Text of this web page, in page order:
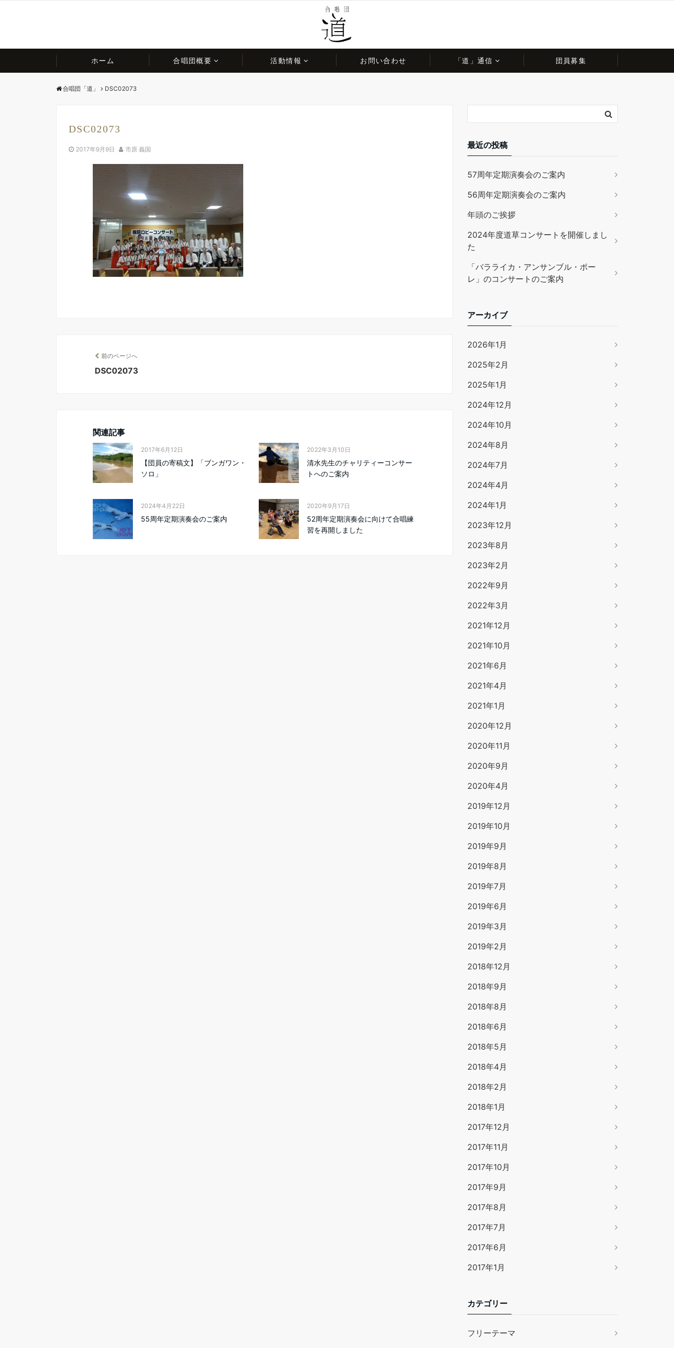
ホーム 合唱団概要 活動情報 お問い合わせ 「道」通信 団員募集
合唱団「道」 DSC02073
DSC02073
2017年9月9日 市原 義国
前のページへ
DSC02073
関連記事
2017年6月12日
【団員の寄稿文】「ブンガワン・
ソロ」
2022年3月10日
清水先生のチャリティーコンサー
トへのご案内
2024年4月22日
55周年定期演奏会のご案内
2020年9月17日
52周年定期演奏会に向けて合唱練
習を再開しました
最近の投稿
57周年定期演奏会のご案内
56周年定期演奏会のご案内
年頭のご挨拶
2024年度道草コンサートを開催しまし
た
「バラライカ・アンサンブル・ポー
レ」のコンサートのご案内
アーカイブ
2026年1月
2025年2月
2025年1月
2024年12月
2024年10月
2024年8月
2024年7月
2024年4月
2024年1月
2023年12月
2023年8月
2023年2月
2022年9月
2022年3月
2021年12月
2021年10月
2021年6月
2021年4月
2021年1月
2020年12月
2020年11月
2020年9月
2020年4月
2019年12月
2019年10月
2019年9月
2019年8月
2019年7月
2019年6月
2019年3月
2019年2月
2018年12月
2018年9月
2018年8月
2018年6月
2018年5月
2018年4月
2018年2月
2018年1月
2017年12月
2017年11月
2017年10月
2017年9月
2017年8月
2017年7月
2017年6月
2017年1月
カテゴリー
フリーテーマ